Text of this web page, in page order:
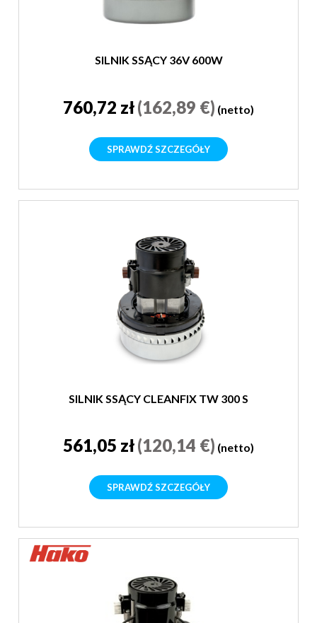
SILNIK SSĄCY 36V 600W
760,72 zł(162,89 €) (netto)
SPRAWDŹ SZCZEGÓŁY
SILNIK SSĄCY CLEANFIX TW 300 S
561,05 zł(120,14 €) (netto)
SPRAWDŹ SZCZEGÓŁY